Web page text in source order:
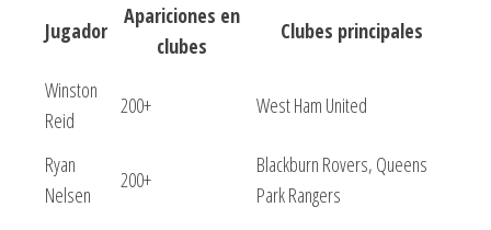
Jugador
Apariciones en
clubes
Clubes principales
Winston
Reid
200+ West Ham United
Ryan
Nelsen
200+
Blackburn Rovers, Queens
Park Rangers